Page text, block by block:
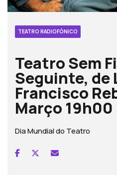
TEATRO RADIOFÓNICO
Teatro Sem
Seguinte, de
Francisco
Março 19h00
Dia Mundial do Teatro